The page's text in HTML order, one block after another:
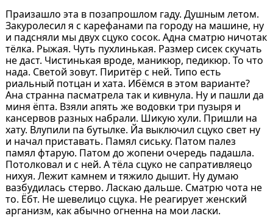
Праизашло эта в позапрошлом гаду. Душным летом.
Закуролесил я с карефанами па городу на машине, ну
и падсняли мы двух сцуко сосок. Адна сматрю ничотак
тёлка. Рыжая. Чуть пухлинькая. Размер сисек скучать
не даст. Чистинькая вроде, маникюр, педикюр. То что
нада. Светой зовут. Пиритёр с ней. Типо есть
риальный потцан и хата. Ибёмся в этом варианте?
Ана странна пасматрела так и кивнула. Ну и пашли да
миня ёпта. Взяли апять же водовки три пузыря и
кансервов разных набрали. Шикую хули. Пришли на
хату. Влупили па бутылке. Йа выключил сцуко свет ну
и начал приставать. Памял сиську. Патом палез
памял фтарую. Патом до жопени очередь падашла.
Потолковал и с ней. А тёла сцуко не сапративляецо
нихуя. Лежит камнем и тяжило дышит. Ну думаю
вазбудилась стерво. Ласкаю дальше. Сматрю чота не
то. Ёбт. Не шевелицо сцука. Не реагирует женский
арганизм, как абычно огненна на мои ласки.